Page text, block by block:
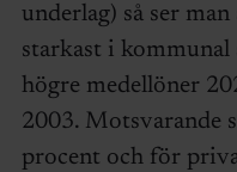
underlag) så ser
starkast i kommunal
högre medellöner
2003. Motsvarande
procent och för